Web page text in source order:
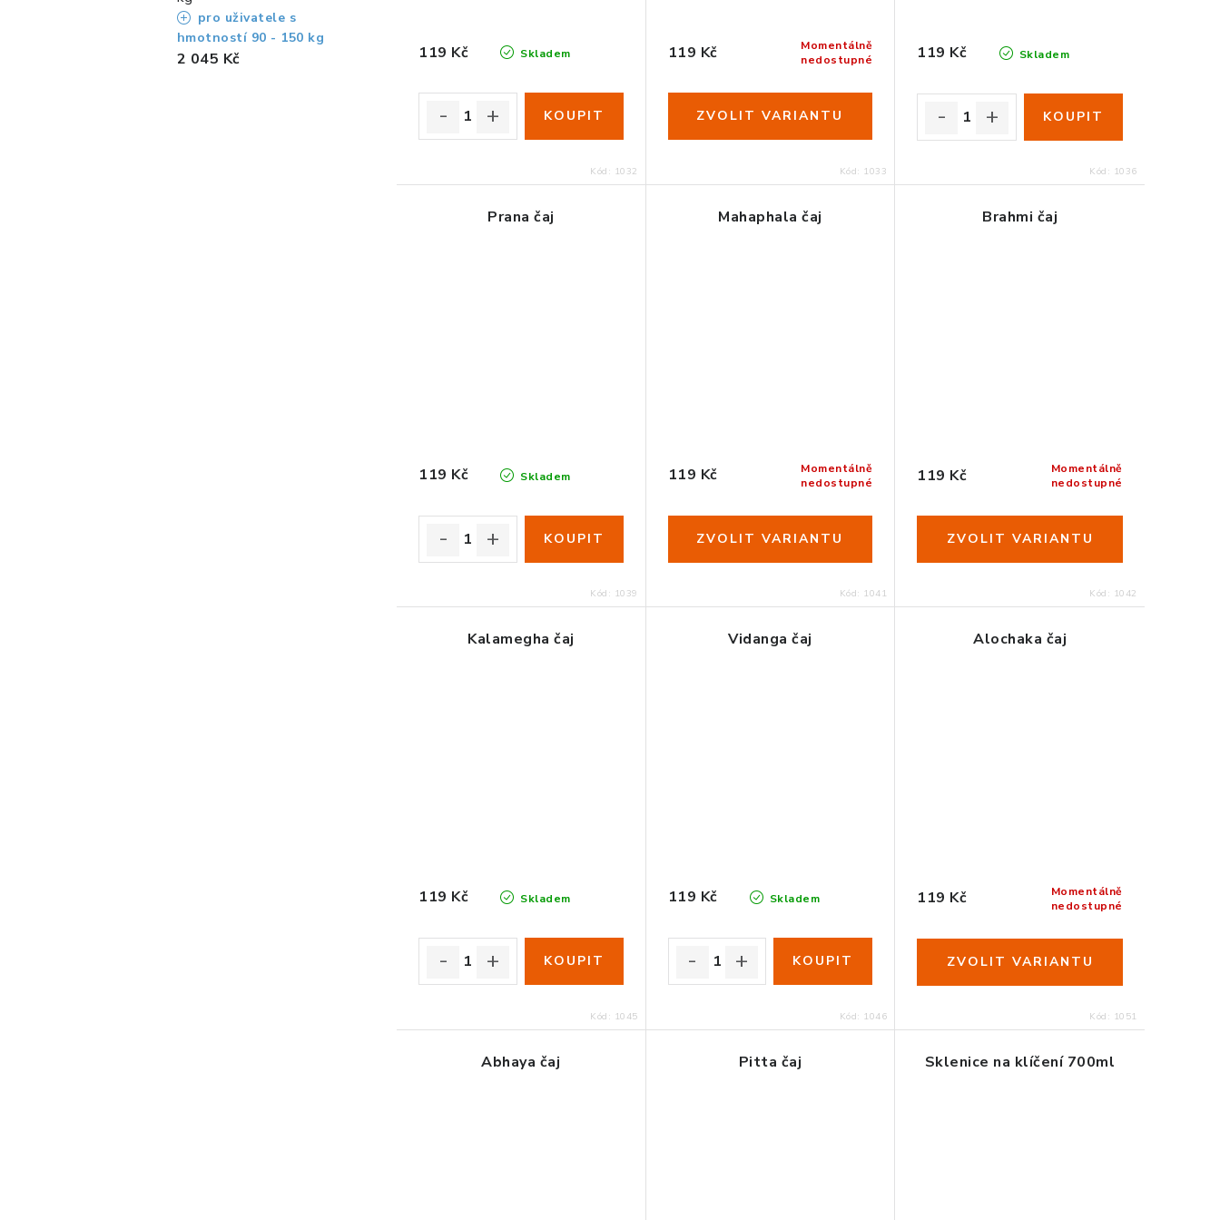
pro uživatele s
hmotností 90 - 150 kg
2 045 Kč Skladem
119 Kč
Kód: 1032
Momentálně
nedostupné
119 Kč
Kód: 1033
Skladem
119 Kč
Kód: 1036
Prana čaj
Skladem
119 Kč
Kód: 1039
Mahaphala čaj
Momentálně
nedostupné
119 Kč
Kód: 1041
Brahmi čaj
Momentálně
nedostupné
119 Kč
Kód: 1042
Kalamegha čaj
Skladem
119 Kč
Kód: 1045
Vidanga čaj
Skladem
119 Kč
Kód: 1046
Alochaka čaj
Momentálně
nedostupné
119 Kč
Kód: 1051
Abhaya čaj Pitta čaj Sklenice na klíčení 700ml